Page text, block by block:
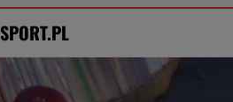
SPORT.PL